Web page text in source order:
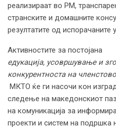
реализираат во РМ,
странските и домашните
резултатите од испорачаните
Активностите за постојана
едукација, усовршување и
конкурентноста на
МКТО ќе ги насочи кон
следење на македонскиот
на комуникација за
проекти и систем на подршка